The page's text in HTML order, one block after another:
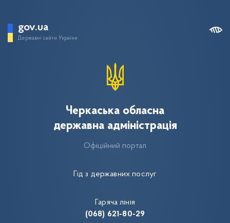
gov.ua
Державні сайти України
Гід з державних послуг
Черкаська обласна
державна адміністрація
Офіційний портал
Гаряча лінія
(068) 621-80-29